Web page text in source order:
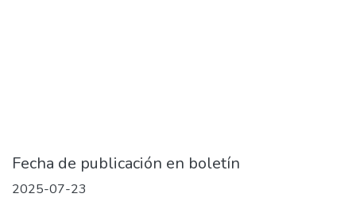
Fecha de publicación en boletín
2025-07-23